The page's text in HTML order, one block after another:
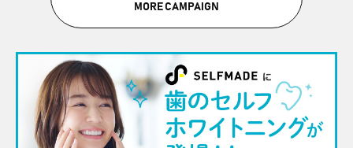
MORE CAMPAIGN